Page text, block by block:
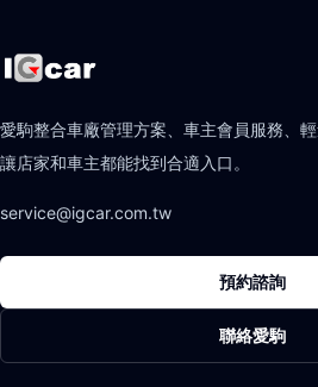
愛駒整合車廠管理方案、車主會員服務、
讓店家和車主都能找到合適入口。
service@igcar.com.tw
預約諮詢
聯絡愛駒